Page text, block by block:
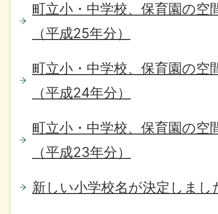
町立小・中学校、保育園の空
（平成25年分）
町立小・中学校、保育園の空
（平成24年分）
町立小・中学校、保育園の空
（平成23年分）
新しい小学校名が決定しまし